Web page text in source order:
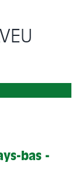
bas -